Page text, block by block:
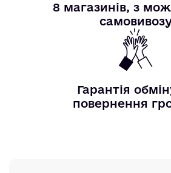
8 магазинів, з
Гарантія
повернення